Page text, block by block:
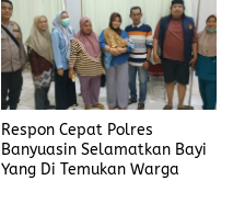
Respon Cepat Polres
Banyuasin Selamatkan Bayi
Yang Di Temukan Warga